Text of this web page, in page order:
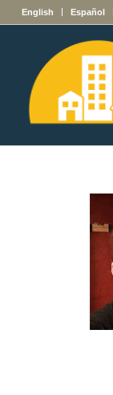
English Español